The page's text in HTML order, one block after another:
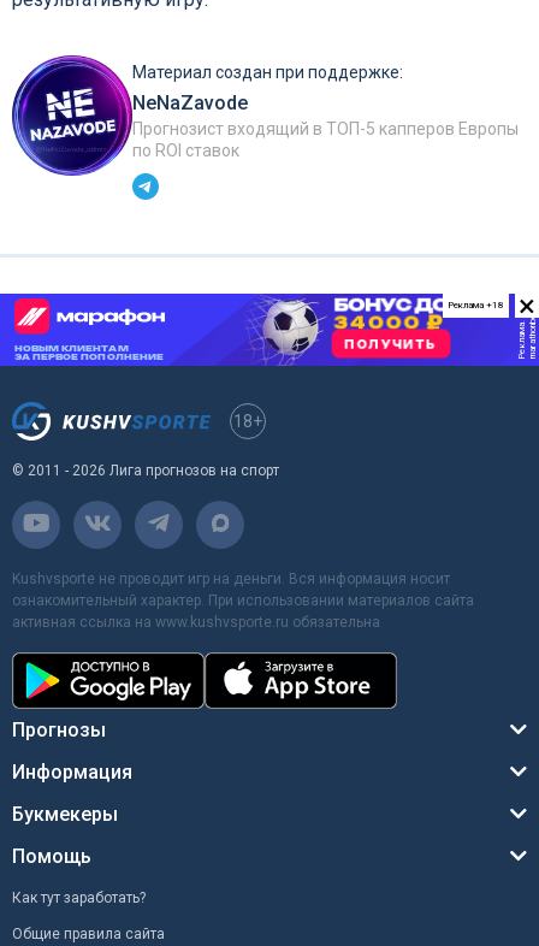
Материал создан при поддержке:
NeNaZavode
Прогнозист входящий в ТОП-5 капперов Европы
по ROI ставок
×
Реклама +18
18+
© 2011 - 2026 Лига прогнозов на спорт
Kushvsporte не проводит игр на деньги. Вся информация носит
ознакомительный характер. При использовании материалов сайта
активная ссылка на www.kushvsporte.ru обязательна
Прогнозы
Информация
Букмекеры
Помощь
Как тут заработать?
Общие правила сайта